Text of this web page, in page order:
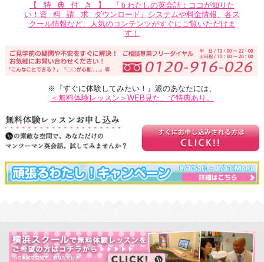
【特典付き】
『ｂわたしの英会話：ココが知りた
い！ 資料請求 ダウンロード』システムや料金情報、各ス
クール情報など、人気のコンテンツがすぐにご覧いただけま
す！
※『すぐに体験してみたい！』派のあなたには、
＜無料体験レッスン＞WEB見た、で特典あり。